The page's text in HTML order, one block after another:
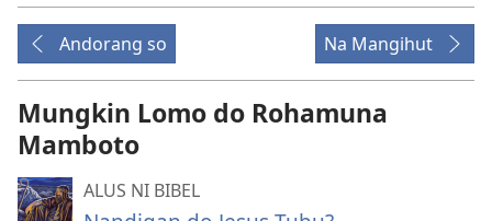
Andorang so Na Mangihut
Mungkin Lomo do Rohamuna
Mamboto
ALUS NI BIBEL